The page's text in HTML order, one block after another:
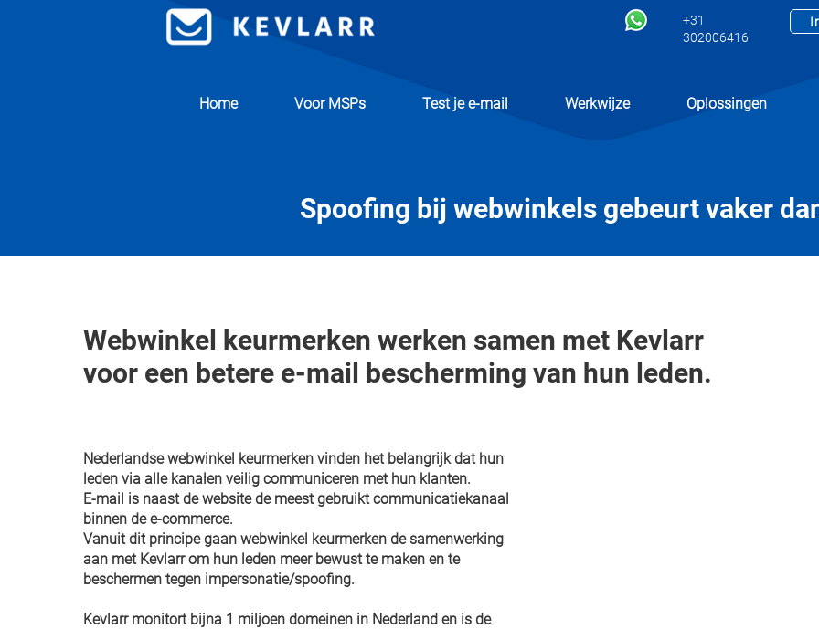
+31
302006416
Home Voor MSPs Test je e-mail Werkwijze Oplossingen
Webwinkel keurmerken werken samen met Kevlarr
voor een betere e-mail bescherming van hun leden.
Nederlandse webwinkel keurmerken vinden het belangrijk dat hun
leden via alle kanalen veilig communiceren met hun klanten.
E-mail is naast de website de meest gebruikt communicatiekanaal
binnen de e-commerce.
Vanuit dit principe gaan webwinkel keurmerken de samenwerking
aan met Kevlarr om hun leden meer bewust te maken en te
beschermen tegen impersonatie/spoofing.
Kevlarr monitort bijna 1 miljoen domeinen in Nederland en is de
Spoofing bij webwinkels gebeurt vaker